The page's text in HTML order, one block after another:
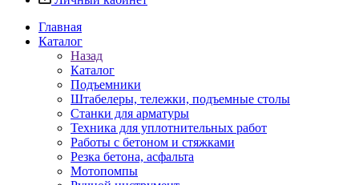
Главная
Каталог
Назад
Каталог
Подъемники
Штабелеры, тележки, подъемные столы
Станки для арматуры
Техника для уплотнительных работ
Работы с бетоном и стяжками
Резка бетона, асфальта
Мотопомпы